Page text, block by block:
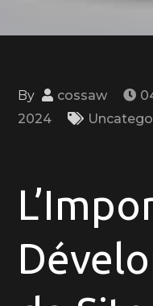
By cossaw
2024
Clés
Développement
de
Site
Réussi